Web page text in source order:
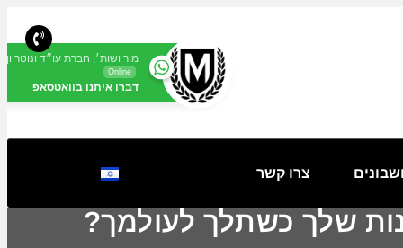
מור ושות׳, חברת עו״ד ונוטריון
Online
דברו איתנו בוואטסאפ
צרו קשר
שלך כשתלך לעולמך?